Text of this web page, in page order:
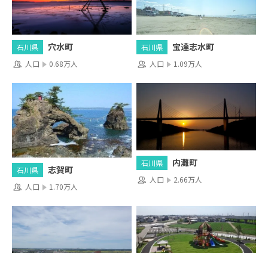
石川県 穴水町
人口 0.68万人
石川県 宝達志水町
人口 1.09万人
石川県 志賀町
人口 1.70万人
石川県 内灘町
人口 2.66万人